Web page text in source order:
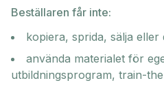
Beställaren får inte:
kopiera, sprida, sälja
använda materialet för
utbildningsprogram, train-